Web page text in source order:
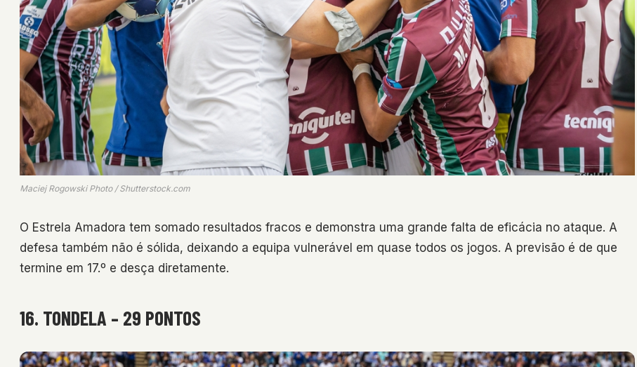
Maciej Rogowski Photo / Shutterstock.com
O Estrela Amadora tem somado resultados fracos e demonstra uma grande falta de eficácia no ataque. A
defesa também não é sólida, deixando a equipa vulnerável em quase todos os jogos. A previsão é de que
termine em 17.º e desça diretamente.
16. TONDELA – 29 PONTOS